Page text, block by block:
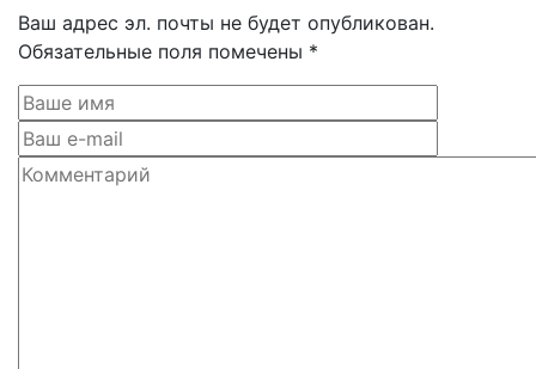
Ваш адрес эл. почты не будет опубликован.
Обязательные поля помечены *